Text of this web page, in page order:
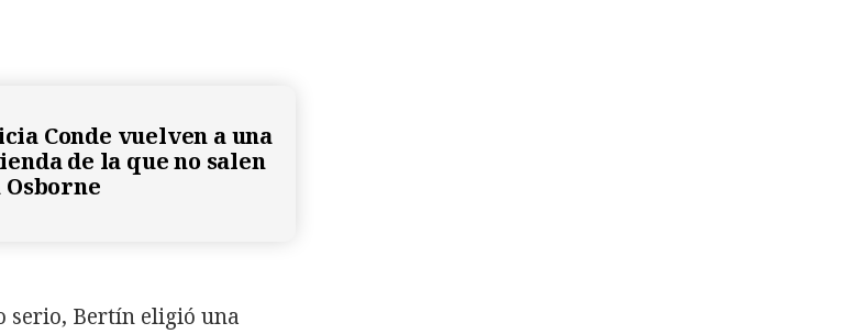
Conde vuelven a una
de la que no salen
serio, Bertín eligió una